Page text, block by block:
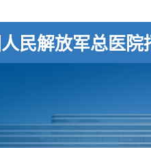
民解放军总医院